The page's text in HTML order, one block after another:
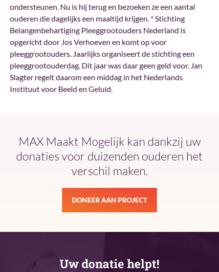
ondersteunen. Nu is hij terug en bezoeken ze een aantal
ouderen die dagelijks een maaltijd krijgen. * Stichting
Belangenbehartiging Pleeggrootouders Nederland is
opgericht door Jos Verhoeven en komt op voor
pleeggrootouders. Jaarlijks organiseert de stichting een
pleeggrootouderdag. Dit jaar was daar geen geld voor. Jan
Slagter regelt daarom een middag in het Nederlands
Instituut voor Beeld en Geluid.
MAX Maakt Mogelijk kan dankzij uw
donaties voor duizenden ouderen het
verschil maken.
DONEER AAN PROJECT
Uw donatie helpt!